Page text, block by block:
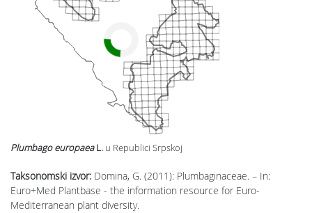
Taksonomski izvor: Domina, G. (2011): Plumbaginaceae. – In:
Euro+Med Plantbase - the information resource for Euro-
Mediterranean plant diversity.
Plumbago europaeaL. u Republici Srpskoj